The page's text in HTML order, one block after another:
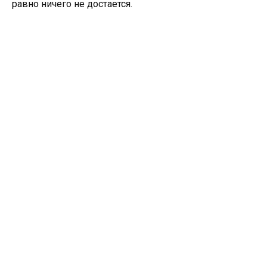
равно ничего не достается.